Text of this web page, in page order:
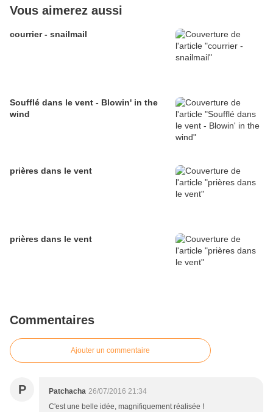
Vous aimerez aussi
courrier - snailmail
Soufflé dans le vent - Blowin' in the
wind
prières dans le vent
prières dans le vent
Commentaires
Ajouter un commentaire
P Patchacha 26/07/2016 21:34
C'est une belle idée, magnifiquement réalisée !